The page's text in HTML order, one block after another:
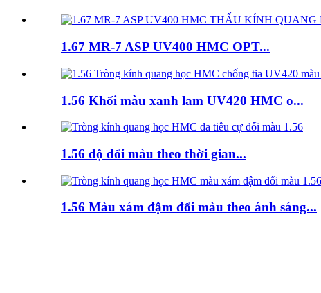
1.67 MR-7 ASP UV400 HMC OPT...
1.56 Khối màu xanh lam UV420 HMC o...
1.56 độ đổi màu theo thời gian...
1.56 Màu xám đậm đổi màu theo ánh sáng...